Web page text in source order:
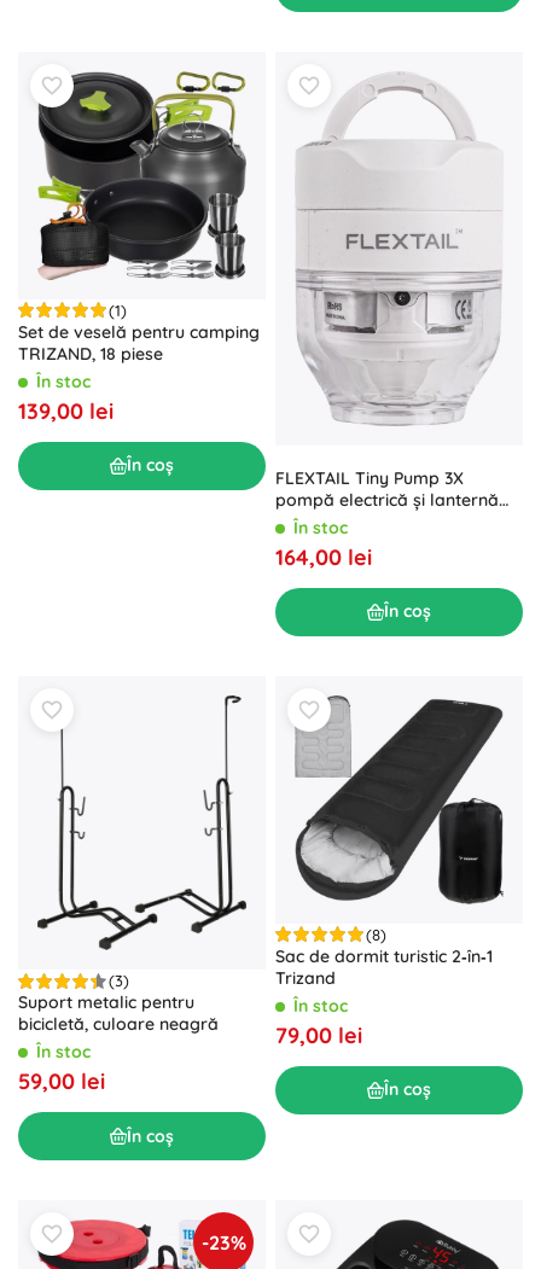
(1)
Set de veselă pentru camping
TRIZAND, 18 piese
În stoc
139,00 lei
În coș
FLEXTAIL Tiny Pump 3X
pompă electrică și lanternă
de camping albă
În stoc
164,00 lei
În coș
(3)
Suport metalic pentru
bicicletă, culoare neagră
În stoc
59,00 lei
În coș
(8)
Sac de dormit turistic 2‑în‑1
Trizand
În stoc
79,00 lei
În coș
-23%